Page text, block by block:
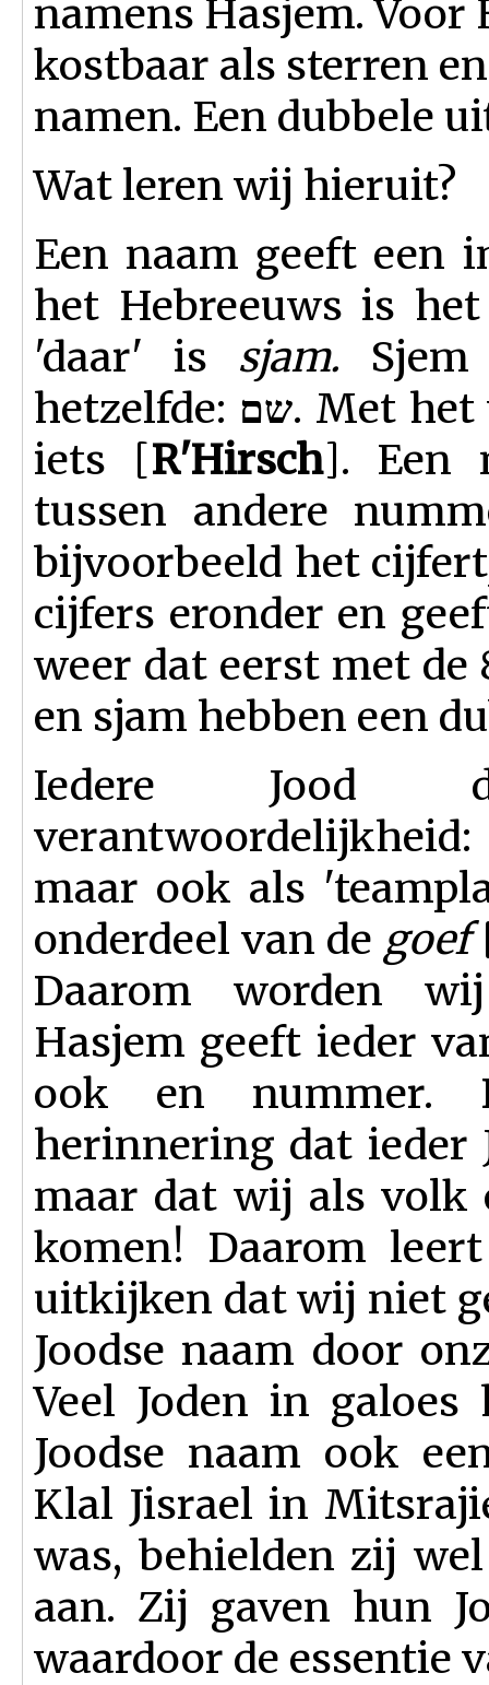
namens Hasjem. Voor
kostbaar als sterren
namen. Een dubbele
Wat leren wij hieruit?
Een naam geeft een
het Hebreeuws is
'daar' is sjam.
hetzelfde: שם. Met het
iets [R'Hirsch]. Een
tussen andere
bijvoorbeeld het
cijfers eronder en
weer dat eerst met de
en sjam hebben een
Iedere Jood
maar ook als
onderdeel van de goef
Daarom worden
Hasjem geeft ieder
ook en nummer.
herinnering dat ieder
maar dat wij als volk
komen! Daarom
uitkijken dat wij niet
Joodse naam door
Veel Joden in
Joodse naam ook
Klal Jisrael in
was, behielden zij
aan. Zij gaven hun
waardoor de essentie